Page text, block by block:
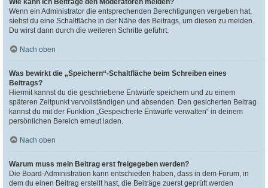
Wie kann ich Beiträge den Moderatoren melden?
Wenn ein Administrator die entsprechenden Berechtigungen vergeben hat,
siehst du eine Schaltfläche in der Nähe des Beitrags, um diesen zu melden.
Du wirst dann durch die weiteren Schritte geführt.
Nach oben
Was bewirkt die „Speichern“-Schaltfläche beim Schreiben eines
Beitrags?
Hiermit kannst du die geschriebene Entwürfe speichern und zu einem
späteren Zeitpunkt vervollständigen und absenden. Den gesicherten Beitrag
kannst du mit der Funktion „Gespeicherte Entwürfe verwalten“ in deinem
persönlichen Bereich erneut laden.
Nach oben
Warum muss mein Beitrag erst freigegeben werden?
Die Board-Administration kann entschieden haben, dass in dem Forum, in
dem du einen Beitrag erstellt hast, die Beiträge zuerst geprüft werden